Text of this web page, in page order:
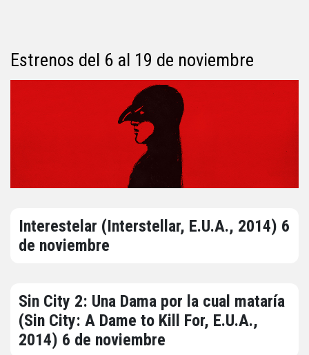
Estrenos del 6 al 19 de noviembre
Interestelar (Interstellar, E.U.A., 2014) 6
de noviembre
Sin City 2: Una Dama por la cual mataría
(Sin City: A Dame to Kill For, E.U.A.,
2014) 6 de noviembre